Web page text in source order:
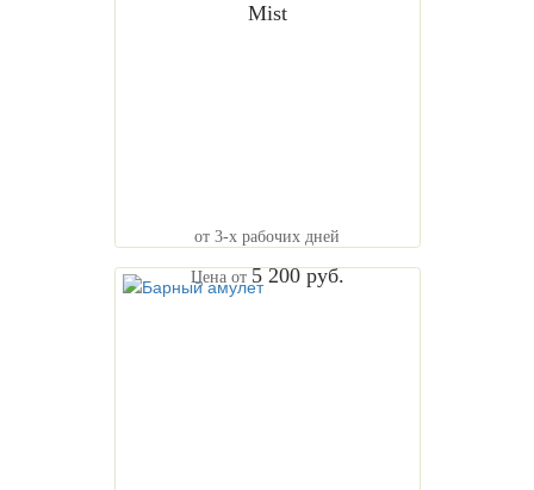
Mist
от 3-х рабочих дней
Цена от 5 200 руб.